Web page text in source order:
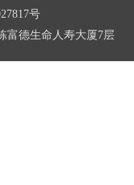
号
富德生命人寿大厦7层